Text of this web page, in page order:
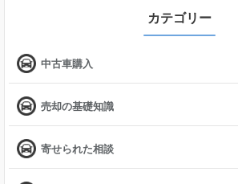
カテゴリー
中古車購入
売却の基礎知識
寄せられた相談